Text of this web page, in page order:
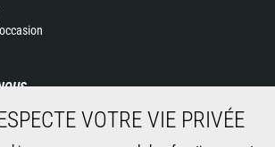
VOTRE VIE PRIVÉE